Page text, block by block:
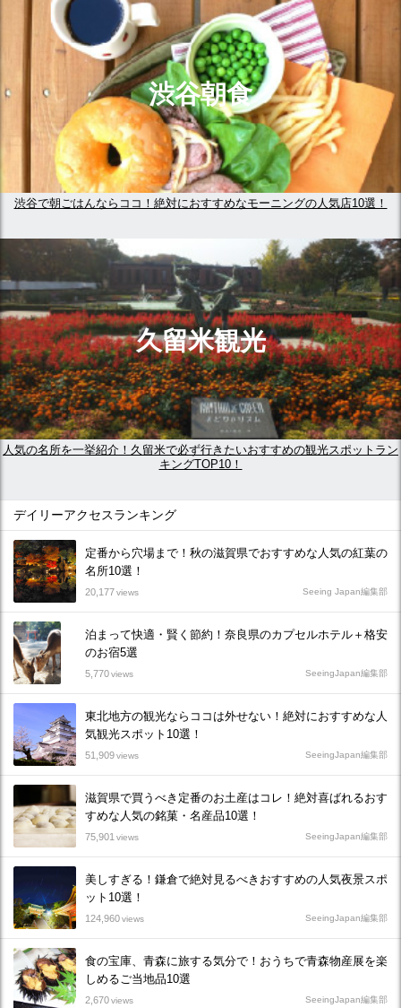
渋谷朝食
渋谷で朝ごはんならココ！絶対におすすめなモーニングの人気店10選！
久留米観光
人気の名所を一挙紹介！久留米で必ず行きたいおすすめの観光スポットラン
キングTOP10！
デイリーアクセスランキング
定番から穴場まで！秋の滋賀県でおすすめな人気の紅葉の
名所10選！
20,177views Seeing Japan編集部
泊まって快適・賢く節約！奈良県のカプセルホテル＋格安
のお宿5選
5,770views SeeingJapan編集部
東北地方の観光ならココは外せない！絶対におすすめな人
気観光スポット10選！
51,909views SeeingJapan編集部
滋賀県で買うべき定番のお土産はコレ！絶対喜ばれるおす
すめな人気の銘菓・名産品10選！
75,901 views SeeingJapan編集部
美しすぎる！鎌倉で絶対見るべきおすすめの人気夜景スポ
ット10選！
124,960views SeeingJapan編集部
食の宝庫、青森に旅する気分で！おうちで青森物産展を楽
しめるご当地品10選
2,670views SeeingJapan編集部